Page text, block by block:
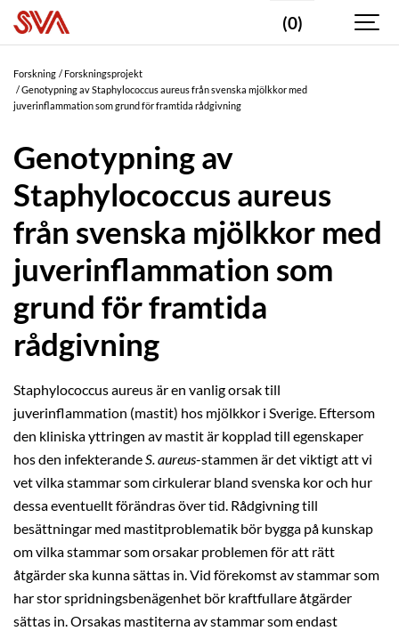
(0)
Forskning
Forskningsprojekt
Genotypning av Staphylococcus aureus från svenska mjölkkor med
juverinflammation som grund för framtida rådgivning
Genotypning av
Staphylococcus aureus
från svenska mjölkkor med
juverinflammation som
grund för framtida
rådgivning
Staphylococcus aureus är en vanlig orsak till
juverinflammation (mastit) hos mjölkkor i Sverige. Eftersom
den kliniska yttringen av mastit är kopplad till egenskaper
hos den infekterandeS. aureus-stammen är det viktigt att vi
vet vilka stammar som cirkulerar bland svenska kor och hur
dessa eventuellt förändras över tid. Rådgivning till
besättningar med mastitproblematik bör bygga på kunskap
om vilka stammar som orsakar problemen för att rätt
åtgärder ska kunna sättas in. Vid förekomst av stammar som
har stor spridningsbenägenhet bör kraftfullare åtgärder
sättas in. Orsakas mastiterna av stammar som endast